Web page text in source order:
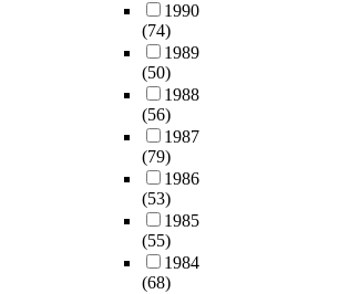
1990
(74)
1989
(50)
1988
(56)
1987
(79)
1986
(53)
1985
(55)
1984
(68)